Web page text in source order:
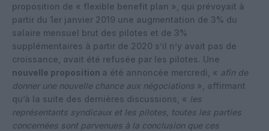
proposition de « flexible benefit plan », qui prévoyait à
partir du 1er janvier 2019 une augmentation de 3% du
salaire mensuel brut des pilotes et de 3%
supplémentaires à partir de 2020 s’il n’y avait pas de
croissance, avait été refusée par les pilotes. Une
nouvelle proposition a été annoncée mercredi, « afin de
donner une nouvelle chance aux négociations », affirmant
qu’à la suite des dernières discussions, « les
représentants syndicaux et les pilotes, toutes les parties
concernées sont parvenues à la conclusion que ces